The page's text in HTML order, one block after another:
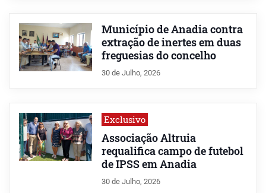
Município de Anadia contra
extração de inertes em duas
freguesias do concelho
30 de Julho, 2026
Exclusivo
Associação Altruia
requalifica campo de futebol
de IPSS em Anadia
30 de Julho, 2026